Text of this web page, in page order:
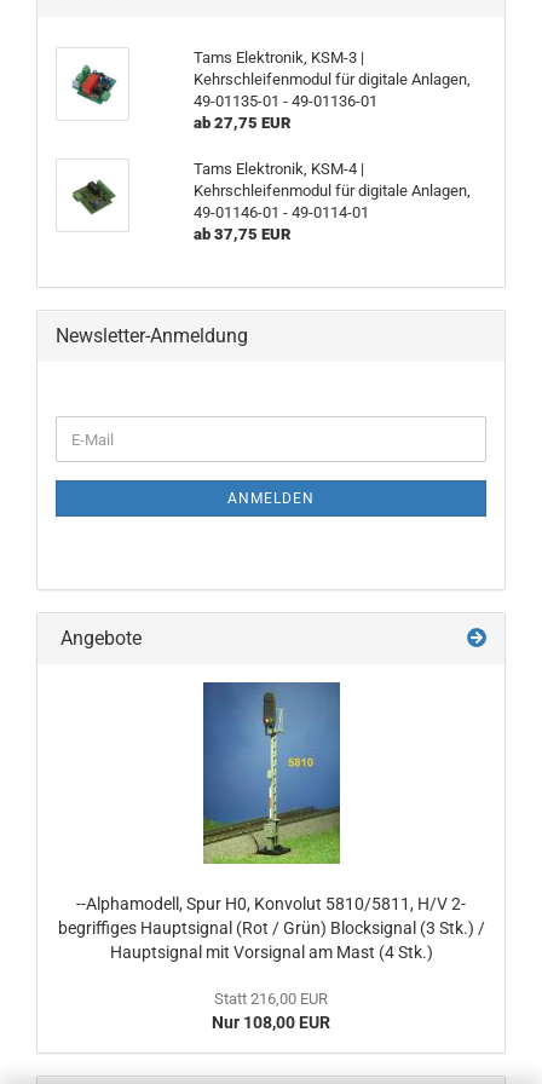
Tams Elektronik, KSM-3 |
Kehrschleifenmodul für digitale Anlagen,
49-01135-01 - 49-01136-01
ab 27,75 EUR
Tams Elektronik, KSM-4 |
Kehrschleifenmodul für digitale Anlagen,
49-01146-01 - 49-0114-01
ab 37,75 EUR
Newsletter-Anmeldung
ZUR
E-
Mail
ANMELDEN
Angebote
--Alphamodell, Spur H0, Konvolut 5810/5811, H/V 2-
begriffiges Hauptsignal (Rot / Grün) Blocksignal (3 Stk.) /
Hauptsignal mit Vorsignal am Mast (4 Stk.)
Statt 216,00 EUR
Nur 108,00 EUR